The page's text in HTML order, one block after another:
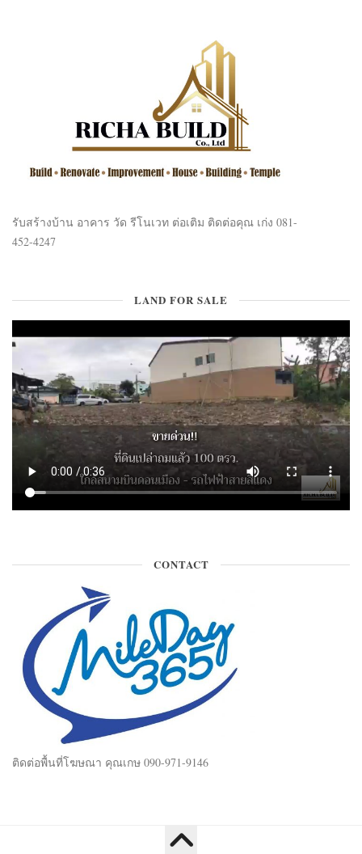
รับสร้างบ้าน อาคาร วัด รีโนเวท ต่อเติม ติดต่อคุณ เก่ง 081-
452-4247
LAND FOR SALE
CONTACT
ติดต่อพื้นที่โฆษณา คุณเกษ 090-971-9146